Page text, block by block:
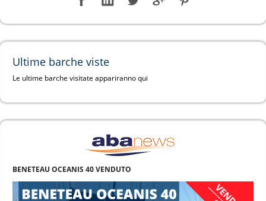
Ultime barche viste
Le ultime barche visitate appariranno qui
BENETEAU OCEANIS 40 VENDUTO